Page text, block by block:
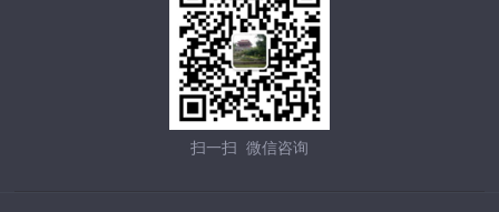
扫一扫 微信咨询